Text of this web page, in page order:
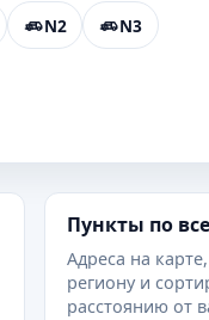
N2 N3
Пункты по
Адреса на
региону и
расстоянию от